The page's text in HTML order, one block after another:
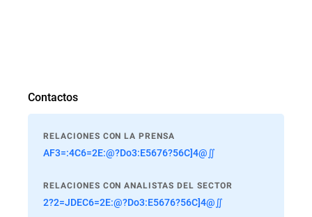
Contactos
RELACIONES CON LA PRENSA
AF3=:4C6=2E:@?Do3:E5676?56C]4@∬
RELACIONES CON ANALISTAS DEL SECTOR
2?2=JDEC6=2E:@?Do3:E5676?56C]4@∬